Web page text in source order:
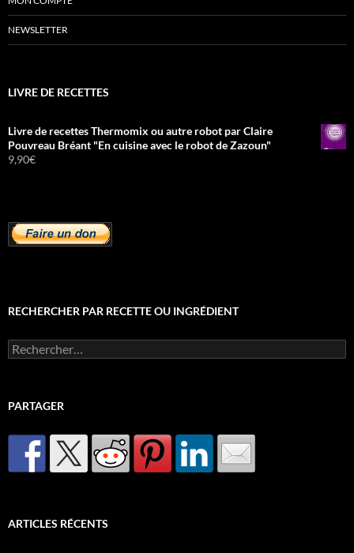
NEWSLETTER
LIVRE DE RECETTES
Livre de recettes Thermomix ou autre robot par Claire
Pouvreau Bréant "En cuisine avec le robot de Zazoun"
9,90€
RECHERCHER PAR RECETTE OU INGRÉDIENT
Rechercher :
PARTAGER
ARTICLES RÉCENTS